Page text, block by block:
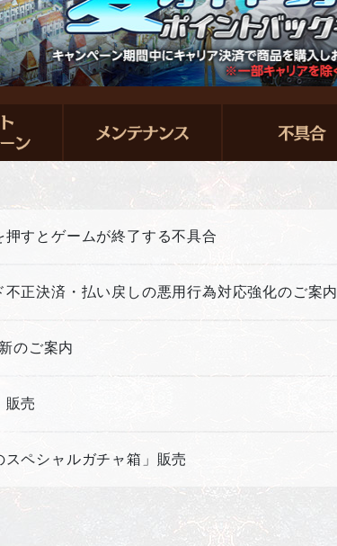
押すとゲームが終了する不具合
不正決済・払い戻しの悪用行為対応強化のご案内
のご案内
販売
スペシャルガチャ箱」販売